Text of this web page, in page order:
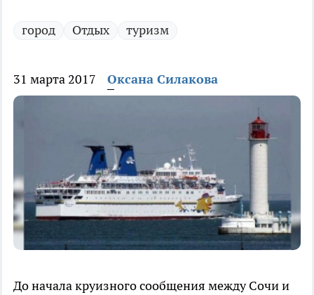
город Отдых туризм
31 марта 2017 Оксана Силакова
До начала круизного сообщения между Сочи и